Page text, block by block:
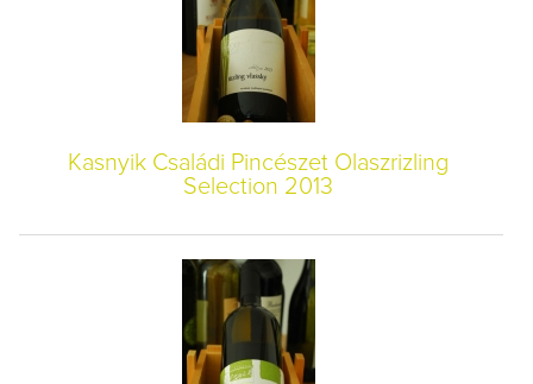
Kasnyik Családi Pincészet Olaszrizling
Selection 2013